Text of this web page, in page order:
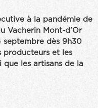
à la pandémie de
Vacherin Mont-d'Or
septembre dès 9h30
producteurs et les
que les artisans de la